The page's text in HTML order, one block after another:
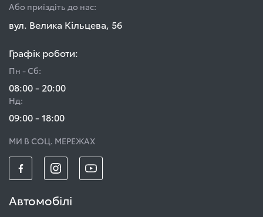
Або приїздіть до нас:
вул. Велика Кільцева, 56
Графік роботи:
Пн - Сб:
08:00 - 20:00
Нд:
09:00 - 18:00
МИ В СОЦ. МЕРЕЖАХ
Автомобілі